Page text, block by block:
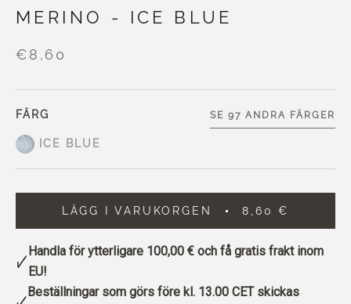
MERINO - ICE BLUE
€8,60
FÄRG
ICE BLUE
SE 97 ANDRA FÄRGER
LÄGG I VARUKORGEN 8,60 €
Handla för ytterligare 100,00 €och få gratis frakt inom
EU!
Beställningar som görs före kl. 13.00 CET skickas